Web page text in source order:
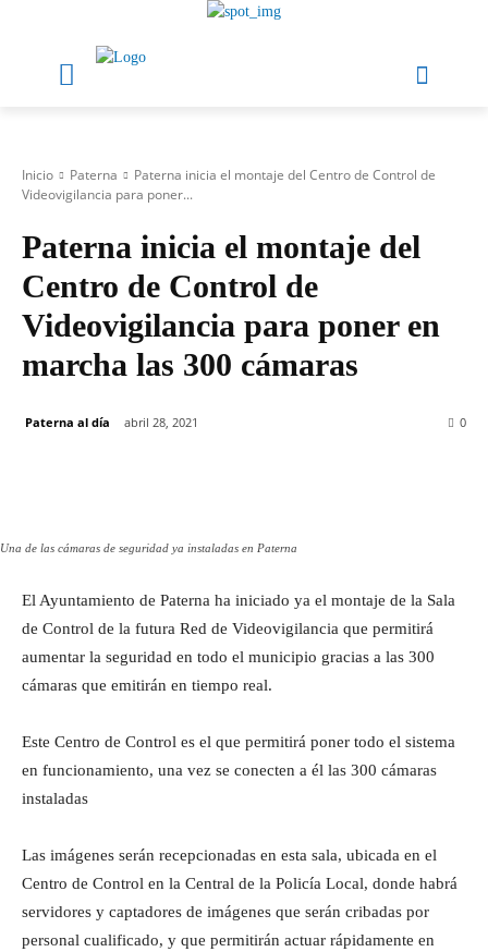
Inicio Paterna
Paterna inicia el montaje del Centro de Control de
Videovigilancia para poner...
Paterna inicia el montaje del
Centro de Control de
Videovigilancia para poner en
marcha las 300 cámaras
Paterna al día abril 28, 2021 0
Una de las cámaras de seguridad ya instaladas en Paterna
El Ayuntamiento de Paterna ha iniciado ya el montaje de la Sala
de Control de la futura Red de Videovigilancia que permitirá
aumentar la seguridad en todo el municipio gracias a las 300
cámaras que emitirán en tiempo real.
Este Centro de Control es el que permitirá poner todo el sistema
en funcionamiento, una vez se conecten a él las 300 cámaras
instaladas
Las imágenes serán recepcionadas en esta sala, ubicada en el
Centro de Control en la Central de la Policía Local, donde habrá
servidores y captadores de imágenes que serán cribadas por
personal cualificado, y que permitirán actuar rápidamente en